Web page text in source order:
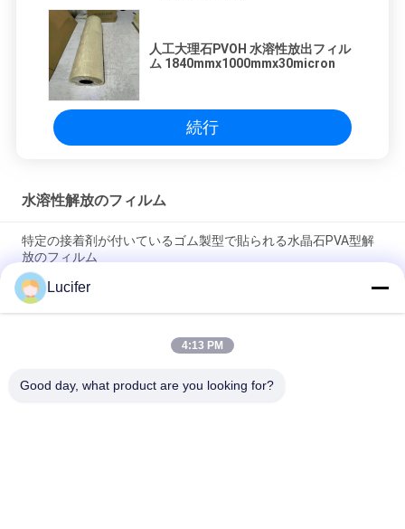
人工大理石PVOH 水溶性放出フィル
ム 1840mmx1000mmx30micron
続行
水溶性解放のフィルム
特定の接着剤が付いているゴム製型で貼られる水晶石PVA型解
放のフィルム
1850mmx1000mx38micron クォーツ石板のためのPVA放出フ
ィルム
1840mmx1000mx30ミクロン PVA水溶性離型フィルム 高温/強
Lucifer
4:13 PM
Good day, what product are you looking for?